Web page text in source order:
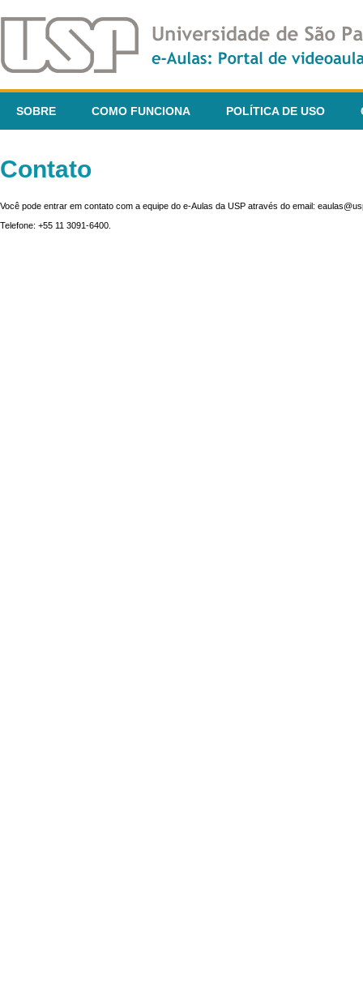
SOBRE COMO FUNCIONA POLÍTICA DE USO
Contato
Você pode entrar em contato com a equipe do e-Aulas da USP através do email:
Telefone: +55 11 3091-6400.